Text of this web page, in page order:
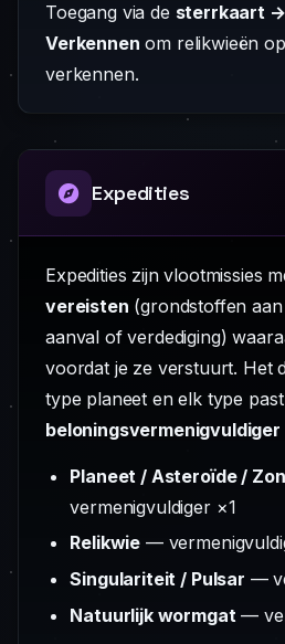
Toegang via de sterrkaart
Verkennen om relikwieën
verkennen.
Expedities
Expedities zijn vlootmissies
vereisten (grondstoffen
aanval of verdediging)
voordat je ze verstuurt. Het
type planeet en elk type
beloningsvermenigvuldiger
Planeet / Asteroïde / Zon
vermenigvuldiger ×1
Relikwie —
Singulariteit / Pulsar —
Natuurlijk wormgat —